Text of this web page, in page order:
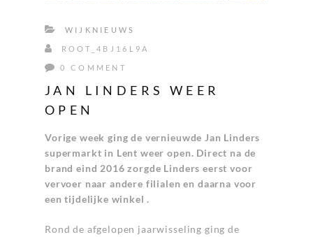
WIJKNIEUWS
ROOT_4BJ16L9A
0 COMMENT
JAN LINDERS WEER
OPEN
Vorige week ging de vernieuwde Jan Linders
supermarkt in Lent weer open. Direct na de
brand eind 2016 zorgde Linders eerst voor
vervoer naar andere filialen en daarna voor
een tijdelijke winkel .
Rond de afgelopen jaarwisseling ging de